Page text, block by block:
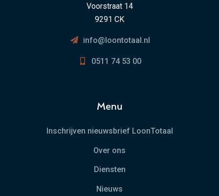
Voorstraat 14
9291 CK
info@loontotaal.nl
0511 74 53 00
Menu
Inschrijven nieuwsbrief LoonTotaal
Over ons
Diensten
Nieuws